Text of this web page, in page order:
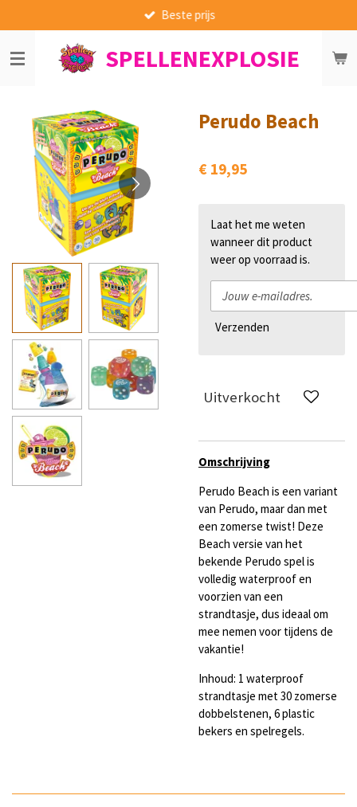
direct
naar
de
SPELLENEXPLOSIE
Beste prijs
Perudo Beach
€ 19,95
Laat het me weten
wanneer dit product
weer op voorraad is.
Verzenden
Uitverkocht
Omschrijving
Perudo Beach is een variant
van Perudo, maar dan met
een zomerse twist! Deze
Beach versie van het
bekende Perudo spel is
volledig waterproof en
voorzien van een
strandtasje, dus ideaal om
mee nemen voor tijdens de
vakantie!
Inhoud: 1 waterproof
strandtasje met 30 zomerse
dobbelstenen, 6 plastic
bekers en spelregels.